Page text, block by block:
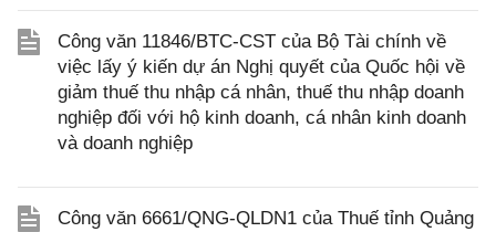
Công văn 11846/BTC-CST của Bộ Tài chính về
việc lấy ý kiến dự án Nghị quyết của Quốc hội về
giảm thuế thu nhập cá nhân, thuế thu nhập doanh
nghiệp đối với hộ kinh doanh, cá nhân kinh doanh
và doanh nghiệp
Công văn 6661/QNG-QLDN1 của Thuế tỉnh Quảng